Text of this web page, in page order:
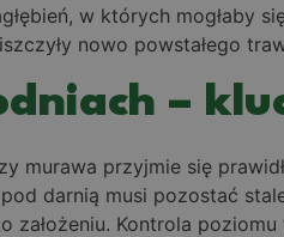
w których mogłaby
nowo powstałego
–
przyjmie się
darnią musi pozostać
Kontrola